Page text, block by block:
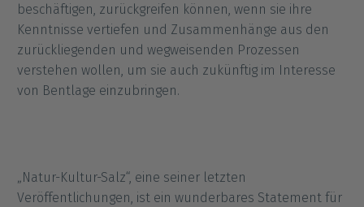
beschäftigen, zurückgreifen können, wenn sie ihre
Kenntnisse vertiefen und Zusammenhänge aus den
zurückliegenden und wegweisenden Prozessen
verstehen wollen, um sie auch zukünftig im Interesse
von Bentlage einzubringen.
„Natur-Kultur-Salz“, eine seiner letzten
Veröffentlichungen, ist ein wunderbares Statement für